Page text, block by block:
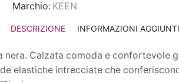
Marchio: KEEN
DESCRIZIONE INFORMAZIONI
nera. Calzata comoda e
elastiche intrecciate che